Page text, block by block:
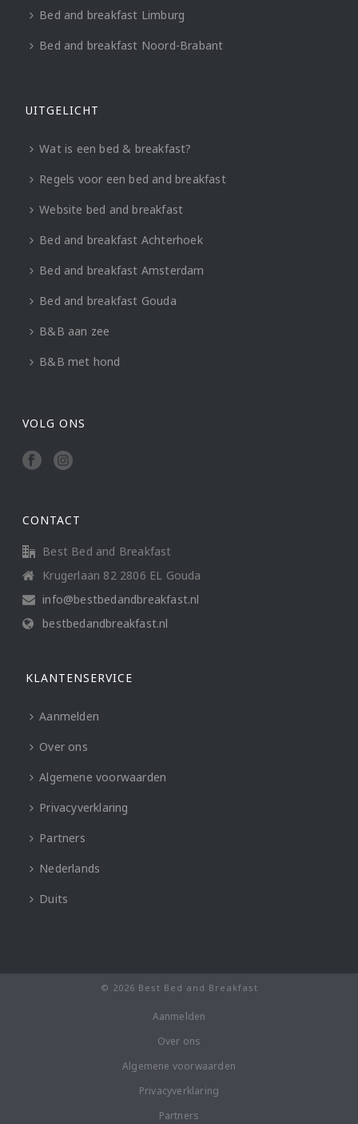
Bed and breakfast Limburg
Bed and breakfast Noord-Brabant
UITGELICHT
Wat is een bed & breakfast?
Regels voor een bed and breakfast
Website bed and breakfast
Bed and breakfast Achterhoek
Bed and breakfast Amsterdam
Bed and breakfast Gouda
B&B aan zee
B&B met hond
VOLG ONS
CONTACT
Best Bed and Breakfast
Krugerlaan 82 2806 EL Gouda
info@bestbedandbreakfast.nl
bestbedandbreakfast.nl
KLANTENSERVICE
Aanmelden
Over ons
Algemene voorwaarden
Privacyverklaring
Partners
Nederlands
Duits
© 2026 Best Bed and Breakfast
Aanmelden
Over ons
Algemene voorwaarden
Privacyverklaring
Partners